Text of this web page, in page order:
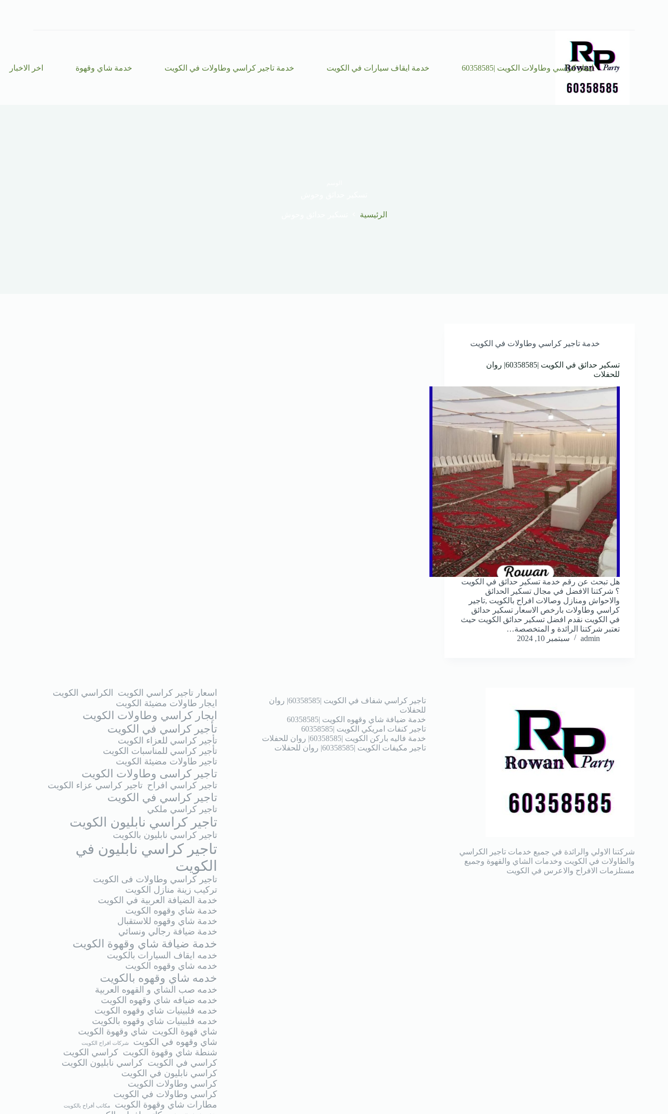
ايجار كراسي وطاولات الكويت |60358585 خدمة ايقاف سيارات في الكويت خدمة تاجير كراسي وطاولات في الكويت خدمة شاي وقهوة اخر الاخبار
الرئيسية
خدمة تاجير كراسي وطاولات في الكويت
تسكير حدائق في الكويت |60358585| روان
للحفلات
هل تبحث عن رقم خدمة تسكير حدائق في الكويت
؟ شركتنا الافضل في مجال تسكير الحدائق
والاحواش ومنازل وصالات افراح بالكويت ,تاجير
كراسي وطاولات بارخص الاسعار تسكير حدائق
في الكويت نقدم افضل تسكير حدائق الكويت حيث
تعتبر شركتنا الرائدة و المتخصصة…
admin
سبتمبر 10, 2024
شركتنا الاولي والرائدة في جميع خدمات تاجير الكراسي
والطاولات في الكويت وخدمات الشاي والقهوة وجميع
مستلزمات الافراح والاعرس في الكويت
تاجير كراسي شفاف في الكويت |60358585| روان
للحفلات
خدمة ضيافة شاي وقهوه الكويت |60358585
تاجير كنفات امريكي الكويت |60358585
خدمة فاليه باركن الكويت |60358585| روان للحفلات
تاجير مكيفات الكويت |60358585| روان للحفلات
اسعار تاجير كراسي الكويت
الكراسي الكويت
ايجار طاولات مضيئة الكويت
ايجار كراسي وطاولات الكويت
تأجير كراسي في الكويت
تأجير كراسي للعزاء الكويت
تأجير كراسي للمناسبات الكويت
تاجير طاولات مضيئة الكويت
تاجير كراسى وطاولات الكويت
تاجير كراسي افراح تاجير كراسي عزاء الكويت
تاجير كراسي في الكويت
تاجير كراسي ملكي
تاجير كراسي نابليون الكويت
تاجير كراسي نابليون بالكويت
تاجير كراسي نابليون في
الكويت
تاجير كراسي وطاولات فى الكويت
تركيب زينة منازل الكويت
خدمة الضيافة العربية في الكويت
خدمة شاي وقهوه الكويت
خدمة شاي وقهوه للاستقبال
خدمة ضيافة رجالي ونسائي
خدمة ضيافة شاي وقهوة الكويت
خدمه ايقاف السيارات بالكويت
خدمه شاي وقهوه الكويت
خدمه شاي وقهوه بالكويت
خدمه صب الشاي و القهوه العربية
خدمه ضيافه شاي وقهوه الكويت
خدمه فلبينيات شاي وقهوه الكويت
خدمه فلبينيات شاي وقهوه بالكويت
شاي قهوة الكويت شاي وقهوة الكويت
شاي وقهوه في الكويت
شركات افراح الكويت
شنطة شاي وقهوة الكويت كراسي الكويت
كراسي في الكويت كراسي نابليون الكويت
كراسي نابليون في الكويت
كراسي وطاولات الكويت
كراسي وطاولات في الكويت
مطارات شاي وقهوة الكويت
مكاتب أفراح بالكويت